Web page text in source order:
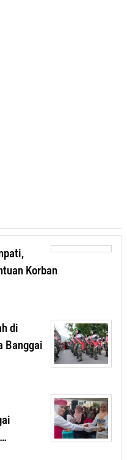
Korban
di
Banggai